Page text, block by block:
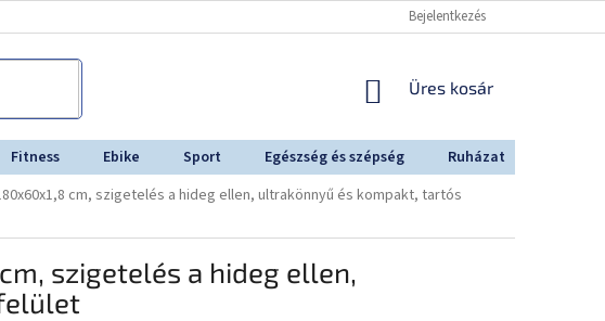
Bejelentkezés
KOSÁR
Üres kosár
Fitness Ebike Sport Egészség és szépség Ruházat
cm, szigetelés a hideg ellen, ultrakönnyű és kompakt, tartós
szigetelés a hideg ellen,